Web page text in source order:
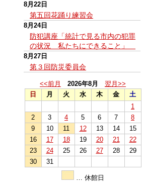
8月22日
第五回花踊り練習会
8月24日
防犯講座「統計で見る市内の犯罪
の状況 私たちにできること」
8月27日
第３回防災委員会
<<前月 2026年8月
翌月>>
日
月 火 水 木 金
土
1
2
3 4 5 6 7
8
9
10 11 12 13 14
15
16
17 18 19 20 21
22
23
24 25 26 27 28
29
30
31
… 休館日